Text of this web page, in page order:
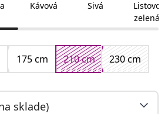
Kávová Sivá
Listovo
zelená
175 cm 210 cm
230 cm
sklade)